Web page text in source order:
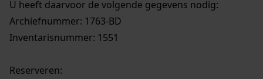
U heeft daarvoor de volgende gegevens nodig:
Archiefnummer: 1763-BD
Inventarisnummer: 1551
Reserveren: